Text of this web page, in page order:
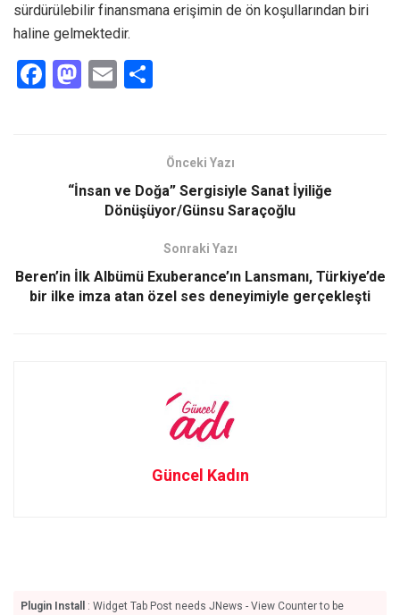
sürdürülebilir finansmana erişimin de ön koşullarından biri
haline gelmektedir.
F
M
d
E
Önceki Yazı
“İnsan ve Doğa” Sergisiyle Sanat İyiliğe
Dönüşüyor/Günsu Saraçoğlu
Sonraki Yazı
Beren’in İlk Albümü Exuberance’ın Lansmanı, Türkiye’de
bir ilke imza atan özel ses deneyimiyle gerçekleşti
Güncel Kadın
Plugin Install
: Widget Tab Post needs JNews - View Counter to be